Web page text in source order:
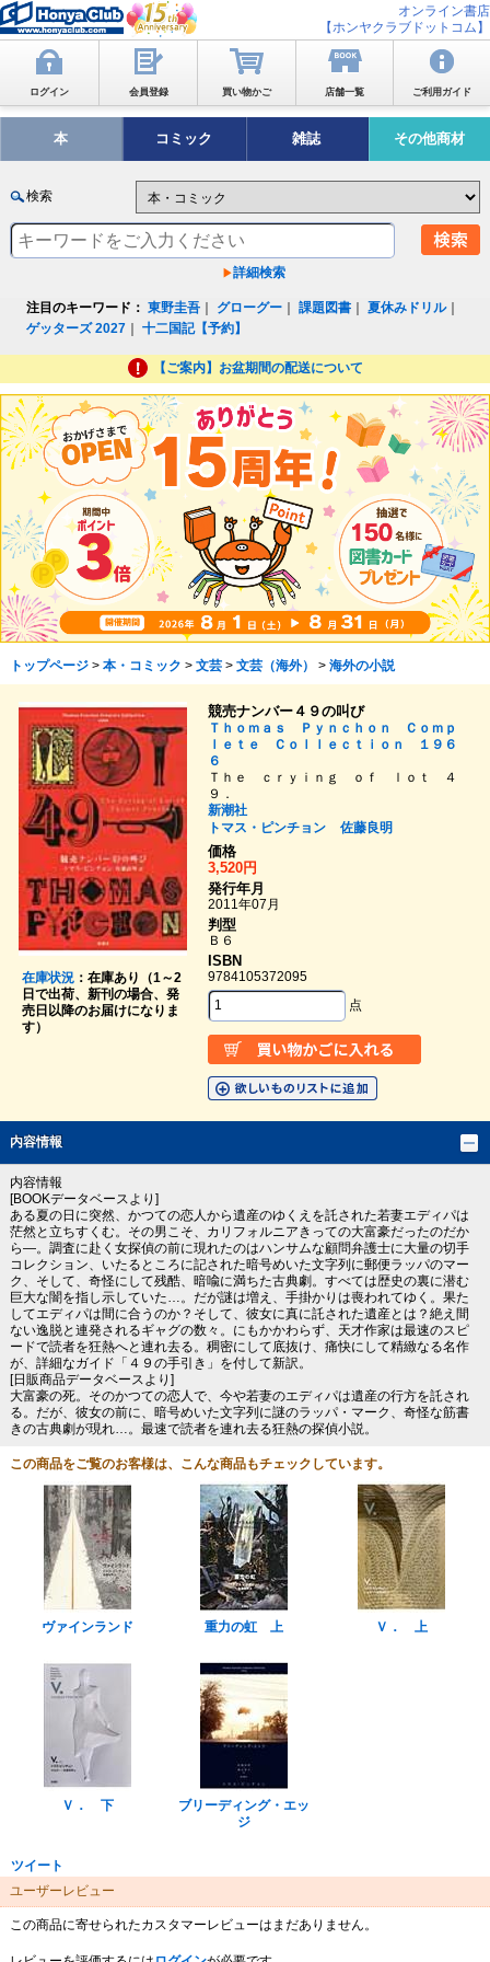
オンライン書店
【ホンヤクラブドットコム】
ログイン 会員登録 買い物かご 店舗一覧 ご利用ガイド
本 コミック 雑誌 その他商材
検索
詳細検索
注目のキーワード： 東野圭吾 グローグー ｜課題図書 ｜夏休みドリル｜
ゲッターズ 2027 ｜十二国記【予約】
【ご案内】お盆期間の配送について
トップページ> 本・コミック > 文芸> 文芸（海外） > 海外の小説
在庫状況：在庫あり（1～2
日で出荷、新刊の場合、発
売日以降のお届けになりま
す）
競売ナンバー４９の叫び
Ｔｈｏｍａｓ Ｐｙｎｃｈｏｎ Ｃｏｍｐ
ｌｅｔｅ Ｃｏｌｌｅｃｔｉｏｎ １９６
６
Ｔｈｅ ｃｒｙｉｎｇ ｏｆ ｌｏｔ ４
９．
新潮社
トマス・ピンチョン
佐藤良明
価格
3,520円
発行年月
2011年07月
判型
Ｂ６
ISBN
9784105372095
点
内容情報
内容情報
[BOOKデータベースより]
ある夏の日に突然、かつての恋人から遺産のゆくえを託された若妻エディパは
茫然と立ちすくむ。その男こそ、カリフォルニアきっての大富豪だったのだか
ら―。調査に赴く女探偵の前に現れたのはハンサムな顧問弁護士に大量の切手
コレクション、いたるところに記された暗号めいた文字列に郵便ラッパのマー
ク、そして、奇怪にして残酷、暗喩に満ちた古典劇。すべては歴史の裏に潜む
巨大な闇を指し示していた…。だが謎は増え、手掛かりは喪われてゆく。果た
してエディパは間に合うのか？そして、彼女に真に託された遺産とは？絶え間
ない逸脱と連発されるギャグの数々。にもかかわらず、天才作家は最速のスピ
ードで読者を狂熱へと連れ去る。稠密にして底抜け、痛快にして精緻なる名作
が、詳細なガイド「４９の手引き」を付して新訳。
[日販商品データベースより]
大富豪の死。そのかつての恋人で、今や若妻のエディパは遺産の行方を託され
る。だが、彼女の前に、暗号めいた文字列に謎のラッパ・マーク、奇怪な筋書
きの古典劇が現れ…。最速で読者を連れ去る狂熱の探偵小説。
この商品をご覧のお客様は、こんな商品もチェックしています。
ヴァインランド 重力の虹 上 Ｖ． 上
Ｖ． 下
ブリーディング・エッ
ジ
ツイート
ユーザーレビュー
この商品に寄せられたカスタマーレビューはまだありません。